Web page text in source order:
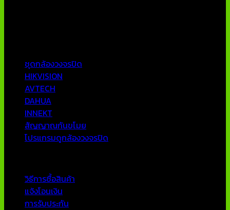
ชุดกล้องวงจรปิด
HIKVISION
AVTECH
DAHUA
INNEKT
สัญญาณกันขโมย
โปรแกรมดูกล้องวงจรปิด
วิธีการซื้อสินค้า
แจ้งโอนเงิน
การรับประกัน